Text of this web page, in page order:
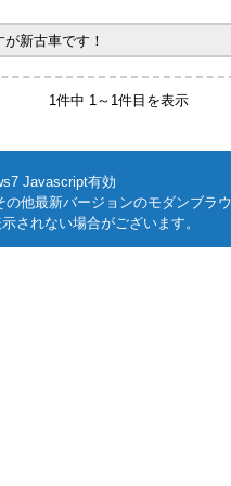
新古車です！
1件中 1～1件目を表示
Javascript有効
他最新バージョンのモダンブラ
されない場合がございます。